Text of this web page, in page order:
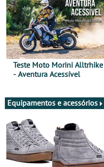
Teste Moto Morini Alltrhike
- Aventura Acessível
Equipamentos e acessórios